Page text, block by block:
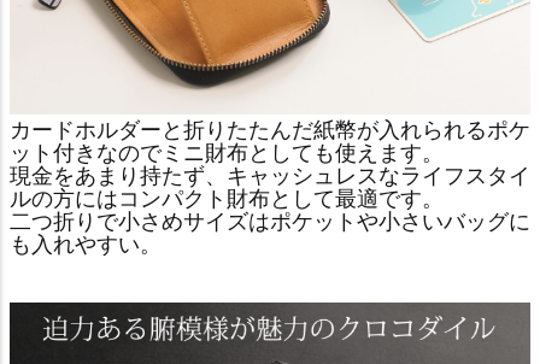
カードホルダーと折りたたんだ紙幣が入れられるポケ
ット付きなのでミニ財布としても使えます。
現金をあまり持たず、キャッシュレスなライフスタイ
ルの方にはコンパクト財布として最適です。
二つ折りで小さめサイズはポケットや小さいバッグに
も入れやすい。